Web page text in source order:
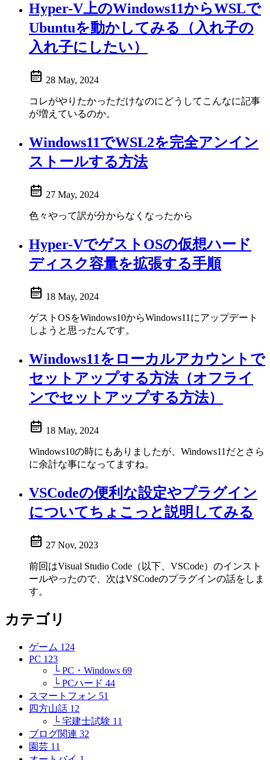
Hyper-V上のWindows11からWSLで
Ubuntuを動かしてみる（入れ子の
入れ子にしたい）
28 May, 2024
コレがやりたかっただけなのにどうしてこんなに記事
が増えているのか。
Windows11でWSL2を完全アンイン
ストールする方法
27 May, 2024
色々やって訳が分からなくなったから
Hyper-VでゲストOSの仮想ハード
ディスク容量を拡張する手順
18 May, 2024
ゲストOSをWindows10からWindows11にアップデート
しようと思ったんです。
Windows11をローカルアカウントで
セットアップする方法（オフライ
ンでセットアップする方法）
18 May, 2024
Windows10の時にもありましたが、Windows11だとさら
に余計な事になってますね。
VSCodeの便利な設定やプラグイン
についてちょこっと説明してみる
27 Nov, 2023
前回はVisual Studio Code（以下、VSCode）のインスト
ールやったので、次はVSCodeのプラグインの話をしま
す。
カテゴリ
ゲーム 124
PC 123
└ PC・Windows 69
└ PCハード 44
スマートフォン 51
四方山話 12
└ 宅建士試験 11
ブログ関連 32
園芸 11